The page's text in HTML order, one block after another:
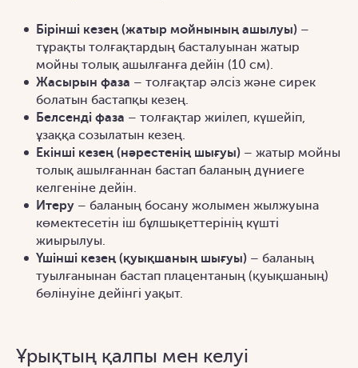
Бірінші кезең (жатыр мойнының ашылуы) –
тұрақты толғақтардың басталуынан жатыр
мойны толық ашылғанға дейін (10 см).
Жасырын фаза – толғақтар әлсіз және сирек
болатын бастапқы кезең.
Белсенді фаза – толғақтар жиілеп, күшейіп,
ұзаққа созылатын кезең.
Екінші кезең (нәрестенің шығуы) – жатыр мойны
толық ашылғаннан бастап баланың дүниеге
келгеніне дейін.
Итеру – баланың босану жолымен жылжуына
көмектесетін іш бұлшықеттерінің күшті
жиырылуы.
Үшінші кезең (қуықшаның шығуы) – баланың
туылғанынан бастап плацентаның (қуықшаның)
бөлінуіне дейінгі уақыт.
Ұрықтың қалпы мен келуі